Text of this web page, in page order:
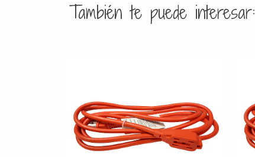
También te puede interesar: